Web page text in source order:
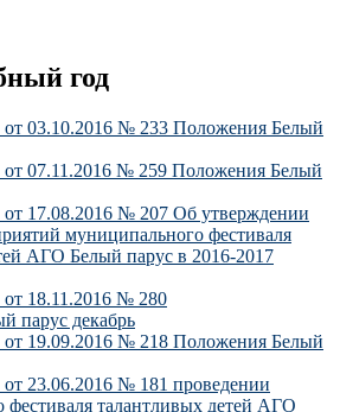
год
03.10.2016 № 233 Положения Белый
07.11.2016 № 259 Положения Белый
17.08.2016 № 207 Об утверждении
муниципального фестиваля
АГО Белый парус в 2016-2017
18.11.2016 № 280
парус декабрь
19.09.2016 № 218 Положения Белый
23.06.2016 № 181 проведении
фестиваля талантливых детей АГО